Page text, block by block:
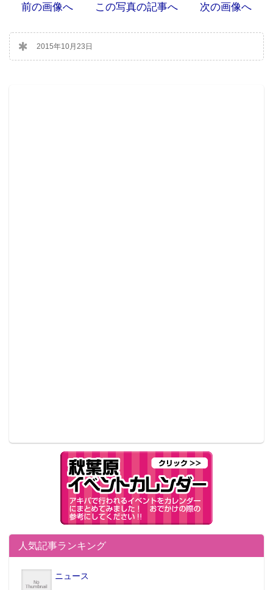
前の画像へ この写真の記事へ 次の画像へ
2015年10月23日
人気記事ランキング
ニュース